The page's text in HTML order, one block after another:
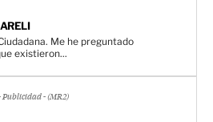
he preguntado
existieron...
Publicidad - (MR2)